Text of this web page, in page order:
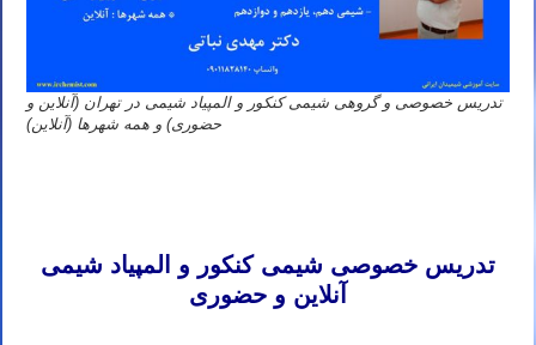
تدریس خصوصی و گروهی شیمی کنکور و المپیاد شیمی در تهران (آنلاین و
حضوری) و همه شهرها (آنلاین)
تدریس خصوصی شیمی کنکور و المپیاد شیمی
آنلاین و حضوری